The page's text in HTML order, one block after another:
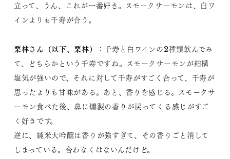
立って、うん、これが一番好き。スモークサーモンは、白ワ
インよりも千寿が合う。
栗林さん（以下、栗林）
：千寿と白ワインの2種類飲んでみ
て、どちらかという千寿ですね。スモークサーモンが結構
塩気が強いので、それに対して千寿がすごく合って、千寿が
思ったよりも甘味がある。あと、香りを感じる。スモークサ
ーモン食べた後、鼻に燻製の香りが戻ってくる感じがすご
く好きです。
逆に、純米大吟醸は香りが強すぎて、その香りごと消して
しまっている。合わなくはないんだけど。